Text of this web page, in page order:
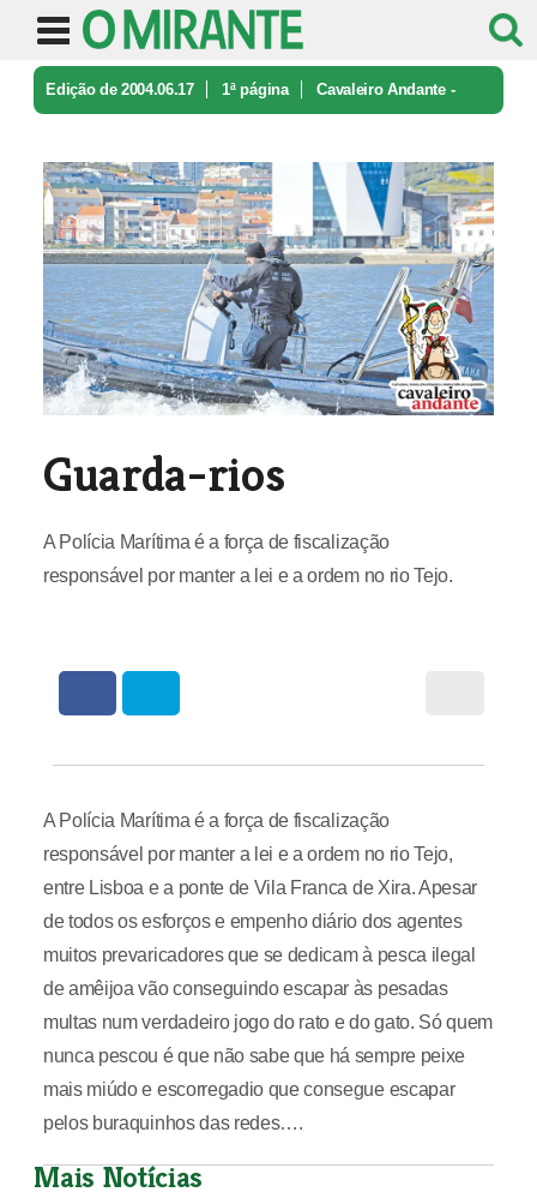
Edição de 2004.06.17 1ª página Cavaleiro Andante -
Guarda-rios
A Polícia Marítima é a força de fiscalização
responsável por manter a lei e a ordem no rio Tejo.
A Polícia Marítima é a força de fiscalização
responsável por manter a lei e a ordem no rio Tejo,
entre Lisboa e a ponte de Vila Franca de Xira. Apesar
de todos os esforços e empenho diário dos agentes
muitos prevaricadores que se dedicam à pesca ilegal
de amêijoa vão conseguindo escapar às pesadas
multas num verdadeiro jogo do rato e do gato. Só quem
nunca pescou é que não sabe que há sempre peixe
mais miúdo e escorregadio que consegue escapar
pelos buraquinhos das redes….
Mais Notícias